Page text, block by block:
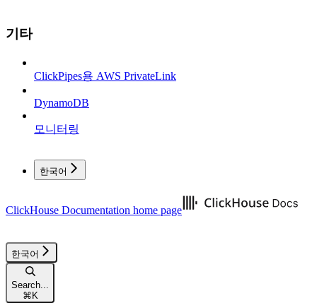
기타
ClickPipes용 AWS PrivateLink
DynamoDB
모니터링
한국어
ClickHouse Documentation home page
한국어
Search...
⌘K